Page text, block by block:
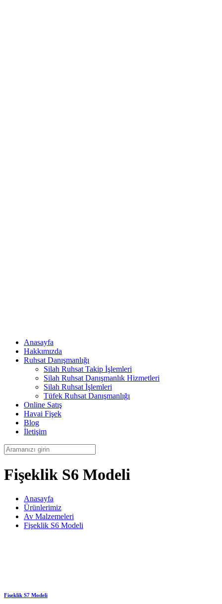
Anasayfa
Hakkımızda
Ruhsat Danışmanlığı
Silah Ruhsat Takip İşlemleri
Silah Ruhsat Danışmanlık Hizmetleri
Silah Ruhsat İşlemleri
Tüfek Ruhsat Danışmanlığı
Online Satış
Havai Fişek
Blog
İletişim
Fişeklik S6 Modeli
Anasayfa
Ürünlerimiz
Av Malzemeleri
Fişeklik S6 Modeli
Fişeklik S7 Modeli